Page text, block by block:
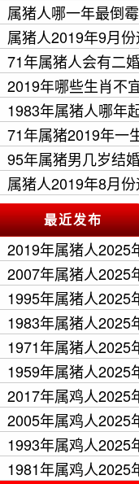
属猪人哪一年最倒
属猪人2019年9月
71年属猪人会有二
2019年哪些生肖不
1983年属猪人哪年
71年属猪2019年一
>>
95年属猪男几岁结
属猪人2019年8月
最近发布
2019年属猪人2025
每月运程 >>
2007年属猪人2025
每月运程 >>
1995年属猪人2025
每月运程 >>
1983年属猪人2025
每月运程 >>
1971年属猪人2025
每月运程 >>
1959年属猪人2025
每月运程 >>
2017年属鸡人2025
每月运程 >>
2005年属鸡人2025
每月运程 >>
1993年属鸡人2025
每月运程 >>
1981年属鸡人2025